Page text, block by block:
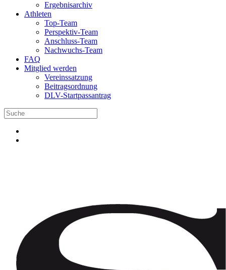
Ergebnisarchiv
Athleten
Top-Team
Perspektiv-Team
Anschluss-Team
Nachwuchs-Team
FAQ
Mitglied werden
Vereinssatzung
Beitragsordnung
DLV-Startpassantrag